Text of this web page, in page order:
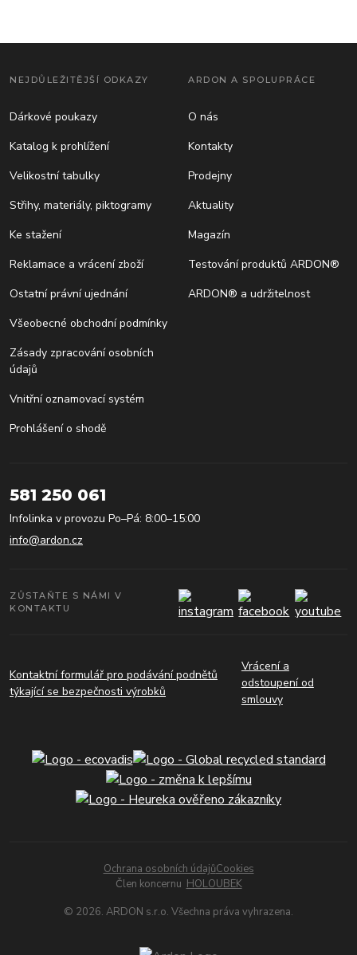
NEJDŮLEŽITĚJŠÍ ODKAZY
Dárkové poukazy
Katalog k prohlížení
Velikostní tabulky
Střihy, materiály, piktogramy
Ke stažení
Reklamace a vrácení zboží
Ostatní právní ujednání
Všeobecné obchodní podmínky
Zásady zpracování osobních
údajů
Vnitřní oznamovací systém
Prohlášení o shodě
ARDON A SPOLUPRÁCE
O nás
Kontakty
Prodejny
Aktuality
Magazín
Testování produktů ARDON®
ARDON® a udržitelnost
581 250 061
Infolinka v provozu Po–Pá: 8:00–15:00
info@ardon.cz
ZŮSTAŇTE S NÁMI V
KONTAKTU
Kontaktní formulář pro podávání podnětů
týkající se bezpečnosti výrobků
Vrácení a
odstoupení od
smlouvy
Ochrana osobních údajůCookies
Člen koncernu HOLOUBEK
© 2026. ARDON s.r.o. Všechna práva vyhrazena.